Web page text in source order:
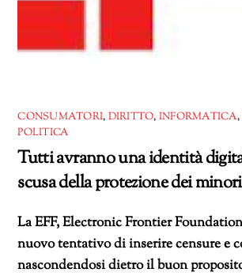
CONSUMATORI, DIRITTO, INFORMATICA,
POLITICA
Tutti avranno una identità
scusa della protezione dei
La EFF, Electronic Frontier
nuovo tentativo di inserire censure e
nascondendosi dietro il buon